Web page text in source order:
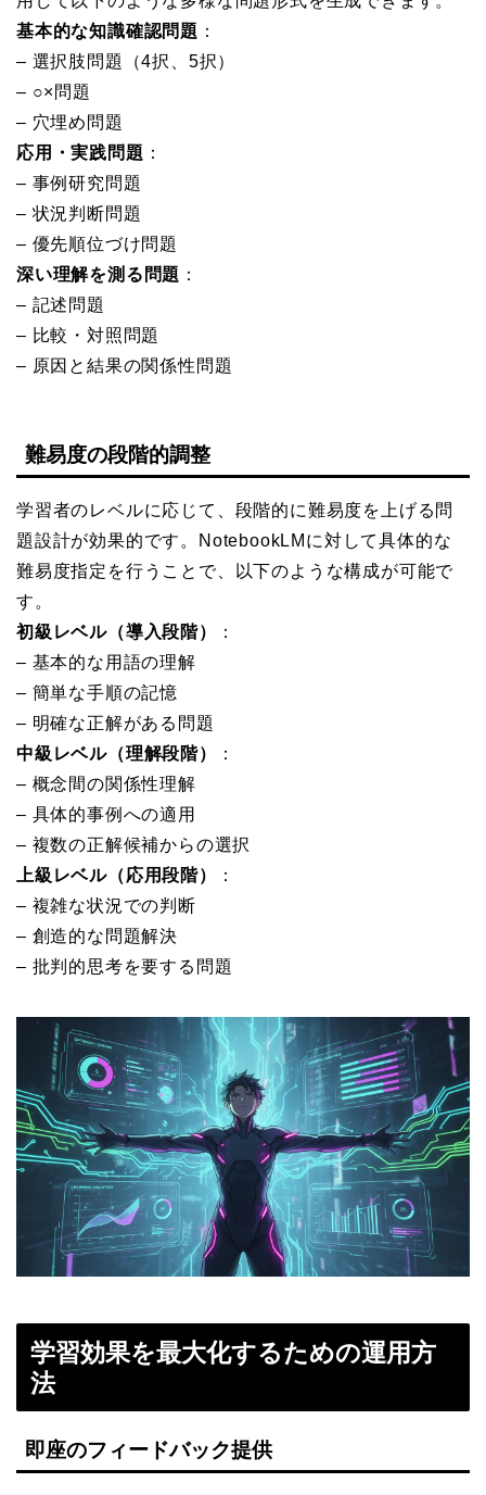
基本的な知識確認問題 ：
– 選択肢問題（4択、5択）
– ○×問題
– 穴埋め問題
応用・実践問題 ：
– 事例研究問題
– 状況判断問題
– 優先順位づけ問題
深い理解を測る問題 ：
– 記述問題
– 比較・対照問題
– 原因と結果の関係性問題
難易度の段階的調整
学習者のレベルに応じて、段階的に難易度を上げる問
題設計が効果的です。NotebookLMに対して具体的な
難易度指定を行うことで、以下のような構成が可能で
す。
初級レベル（導入段階）
：
– 基本的な用語の理解
– 簡単な手順の記憶
– 明確な正解がある問題
中級レベル（理解段階）
：
– 概念間の関係性理解
– 具体的事例への適用
– 複数の正解候補からの選択
上級レベル（応用段階）
：
– 複雑な状況での判断
– 創造的な問題解決
– 批判的思考を要する問題
学習効果を最大化するための運用方
法
即座のフィードバック提供